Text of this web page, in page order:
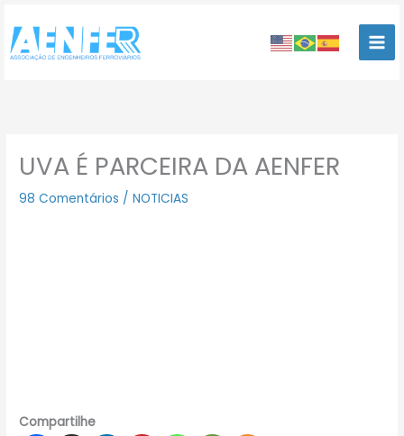
para
conteúdo
UVA É PARCEIRA DA AENFER
98 Comentários /NOTICIAS
Compartilhe